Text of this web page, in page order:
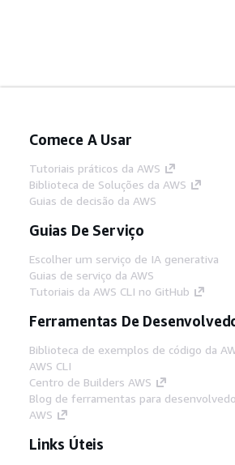
Comece A Usar
Tutoriais práticos da AWS
Biblioteca de Soluções da AWS
Guias de decisão da AWS
Guias De Serviço
Escolher um serviço de IA generativa
Guias de serviço da AWS
Tutoriais da AWS CLI no GitHub
Ferramentas De
Biblioteca de exemplos de código da
AWS CLI
Centro de Builders AWS
Blog de ferramentas para
AWS
Links Úteis